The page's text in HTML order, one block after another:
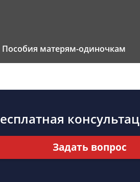
Пособия матерям-одиночкам
Задать вопрос